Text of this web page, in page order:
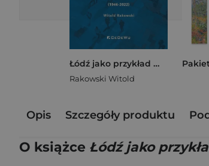
Łódź jako przykład miasta zwijającego...
Rakowski Witold
Opis Szczegóły produktu
O książce Łódź jako